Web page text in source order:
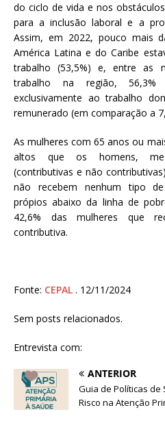
do ciclo de vida e nos
para a inclusão laboral e a
Assim, em 2022, pouco mais
América Latina e do Caribe
trabalho (53,5%) e, entre as
trabalho na região, 56,3%
exclusivamente ao trabalho
remunerado (em comparação a
As mulheres com 65 anos ou
altos que os homens,
(contributivas e não
não recebem nenhum tipo
própios abaixo da linha de
42,6% das mulheres que
contributiva.
Fonte: CEPAL . 12/11/2024
Sem posts relacionados.
Entrevista com:
ANTERIOR
Guia de Políticas de
Risco na Atenção